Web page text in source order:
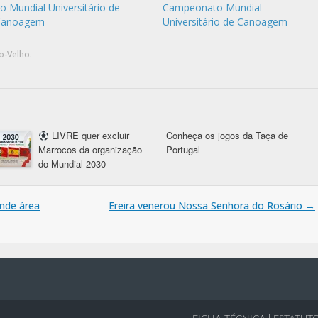
Mundial Universitário de
Campeonato Mundial
Universitário de Canoagem
Velho.
LIVRE quer excluir
Marrocos da organização
do Mundial 2030
Conheça os jogos da Taça de
Portugal
área
Ereira venerou Nossa Senhora do Rosário →